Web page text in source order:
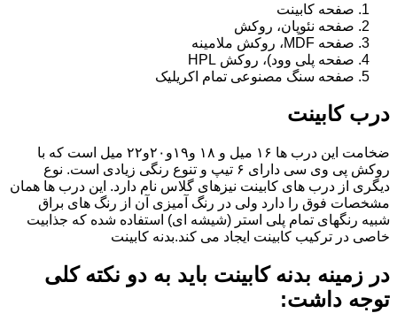
صفحه کابینت
صفحه نئوپان، روکش
صفحه MDF، روکش ملامینه
صفحه پلی وود)، روکش HPL
صفحه سنگ مصنوعی تمام اکریلیک
درب کابینت
ضخامت این درب ها ۱۶ میل و ۱۸ و١٩و٢٠و٢٢ میل است که با
روکش پی وی سی دارای ۶ تیپ و تنوع رنگی زیادی است. نوع
دیگری از درب های کابینت نیزهای گلاس نام دارد. این درب ها همان
مشخصات فوق را دارد ولی در رنگ آمیزی آن از رنگ های براق
شبیه رنگهای تمام پلی استر (شیشه ای) استفاده شده که جذابیت
خاصی در ترکیب کابینت ایجاد می کند.بدنه کابینت
در زمینه بدنه کابینت باید به دو نکته کلی
توجه داشت: